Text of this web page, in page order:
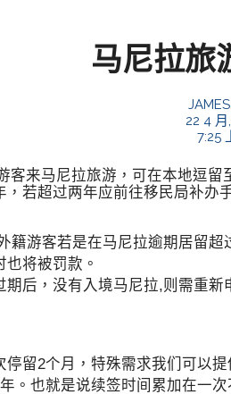
马尼拉旅
22 4 月
7:25
客来马尼拉旅游，可在本地逗留
，若超过两年应前往移民局补
籍游客若是在马尼拉逾期居留
将被罚款。
后，没有入境马尼拉,则需重
留2个月，特殊需求我们可以
。也就是说续签时间累加在一